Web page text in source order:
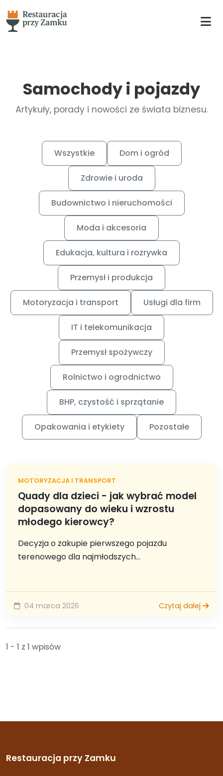
Samochody i pojazdy
Artykuły, porady i nowości ze świata biznesu.
Wszystkie Dom i ogród
Zdrowie i uroda
Budownictwo i nieruchomości
Moda i akcesoria
Edukacja, kultura i rozrywka
Przemysł i produkcja
Motoryzacja i transport Usługi dla firm
IT i telekomunikacja
Przemysł spożywczy
Rolnictwo i ogrodnictwo
BHP, czystość i sprzątanie
Opakowania i etykiety Pozostałe
MOTORYZACJA I TRANSPORT
Quady dla dzieci - jak wybrać model
dopasowany do wieku i wzrostu
młodego kierowcy?
Decyzja o zakupie pierwszego pojazdu
terenowego dla najmłodszych...
04 marca 2026 Czytaj dalej
1 - 1 z 1 wpisów
Restauracja przy Zamku